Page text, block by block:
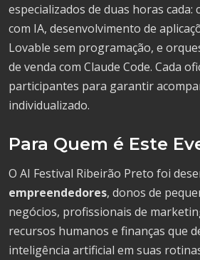
especializados de duas horas cada:
com IA, desenvolvimento de
Lovable sem programação, e
de venda com Claude Code. Cada
participantes para garantir
individualizado.
Para Quem é Este
O AI Festival Ribeirão Preto foi
empreendedores, donos de
negócios, profissionais de
recursos humanos e finanças que
inteligência artificial em suas